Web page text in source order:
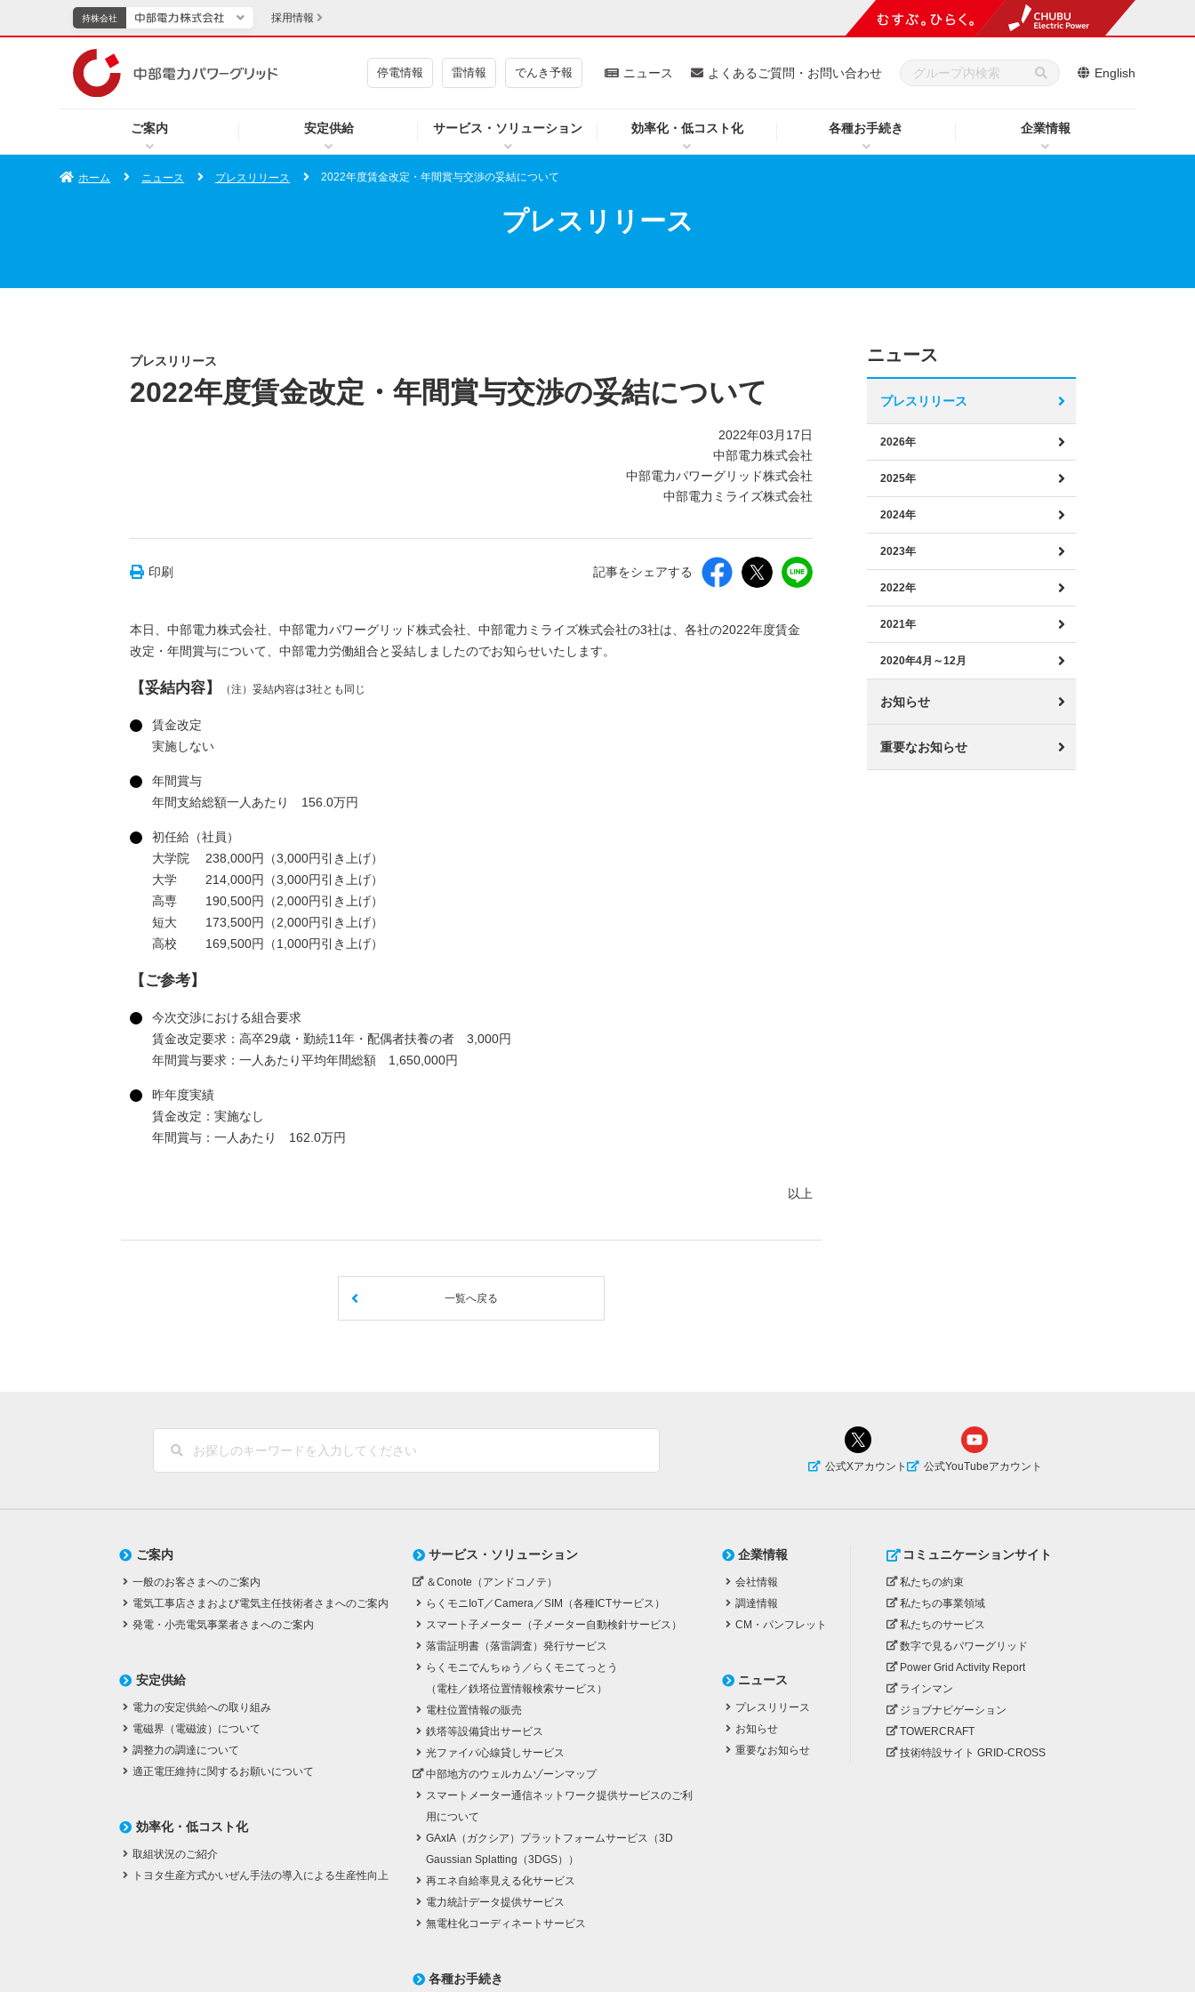
ご案内 安定供給 サービス・ソリューション 効率化・低コスト化 各種お手続き 企業情報
停電情報 雷情報 でんき予報 ニュース よくあるご質問・お問い合わせ English
持株会社
持株会社
TOPページへ エネルギー・原子力 CSR・環境・社会貢献
企業情報
採用情報
ホーム ニュース プレスリリース 2022年度賃金改定・年間賞与交渉の妥結について
プレスリリース
プレスリリース
2022年度賃金改定・年間賞与交渉の妥結について
2022年03月17日
中部電力株式会社
中部電力パワーグリッド株式会社
中部電力ミライズ株式会社
印刷 記事をシェアする
本日、中部電力株式会社、中部電力パワーグリッド株式会社、中部電力ミライズ株式会社の3社は、各社の2022年度賃金
改定・年間賞与について、中部電力労働組合と妥結しましたのでお知らせいたします。
【妥結内容】 （注）妥結内容は3社とも同じ
賃金改定
実施しない
年間賞与
年間支給総額一人あたり 156.0万円
初任給（社員）
大学院
238,000円（3,000円引き上げ）
大学
214,000円（3,000円引き上げ）
高専
190,500円（2,000円引き上げ）
短大
173,500円（2,000円引き上げ）
高校
169,500円（1,000円引き上げ）
【ご参考】
今次交渉における組合要求
賃金改定要求：高卒29歳・勤続11年・配偶者扶養の者 3,000円
年間賞与要求：一人あたり平均年間総額 1,650,000円
昨年度実績
賃金改定：実施なし
年間賞与：一人あたり 162.0万円
以上
一覧へ戻る
ニュース
プレスリリース
2026年
2025年
2024年
2023年
2022年
2021年
2020年4月～12月
お知らせ
重要なお知らせ
公式Xアカウント 公式YouTubeアカウント
ご案内
一般のお客さまへのご案内
電気工事店さまおよび電気主任技術者さまへのご案内
発電・小売電気事業者さまへのご案内
安定供給
電力の安定供給への取り組み
電磁界（電磁波）について
調整力の調達について
適正電圧維持に関するお願いについて
効率化・低コスト化
取組状況のご紹介
トヨタ生産方式かいぜん手法の導入による生産性向上
サービス・ソリューション
＆Conote（アンドコノテ）
らくモニIoT／Camera／SIM（各種ICTサービス）
スマート子メーター（子メーター自動検針サービス）
落雷証明書（落雷調査）発行サービス
らくモニでんちゅう／らくモニてっとう
（電柱／鉄塔位置情報検索サービス）
電柱位置情報の販売
鉄塔等設備貸出サービス
光ファイバ心線貸しサービス
中部地方のウェルカムゾーンマップ
スマートメーター通信ネットワーク提供サービスのご利
用について
GAxIA（ガクシア）プラットフォームサービス（3D
Gaussian Splatting（3DGS））
再エネ自給率見える化サービス
電力統計データ提供サービス
無電柱化コーディネートサービス
各種お手続き
企業情報
会社情報
調達情報
CM・パンフレット
ニュース
プレスリリース
お知らせ
重要なお知らせ
コミュニケーションサイト
私たちの約束
私たちの事業領域
私たちのサービス
数字で見るパワーグリッド
Power Grid Activity Report
ラインマン
ジョブナビゲーション
TOWERCRAFT
技術特設サイト GRID-CROSS